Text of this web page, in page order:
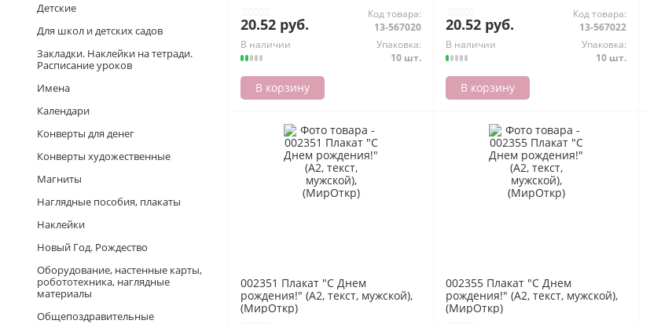
Детские
Для школ и детских садов
Закладки. Наклейки на тетради.
Расписание уроков
Имена
Календари
Конверты для денег
Конверты художественные
Магниты
Наглядные пособия, плакаты
Наклейки
Новый Год. Рождество
Оборудование, настенные карты,
робототехника, наглядные
материалы
Общепоздравительные
20.52 руб.
Код товара:
13-567020
В наличии
Упаковка:
10 шт.
В корзину
20.52 руб.
Код товара:
13-567022
В наличии
Упаковка:
10 шт.
В корзину
002351 Плакат "С Днем
рождения!" (А2, текст, мужской),
(МирОткр)
002355 Плакат "С Днем
рождения!" (А2, текст, мужской),
(МирОткр)